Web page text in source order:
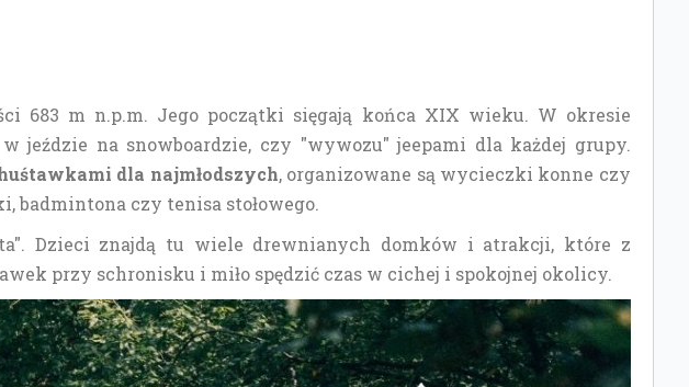
683 m n.p.m. Jego początki sięgają końca XIX wieku. W okresie
na snowboardzie, czy "wywozu" jeepami dla każdej grupy.
dla najmłodszych, organizowane są wycieczki konne czy
badmintona czy tenisa stołowego.
Dzieci znajdą tu wiele drewnianych domków i atrakcji, które z
przy schronisku i miło spędzić czas w cichej i spokojnej okolicy.